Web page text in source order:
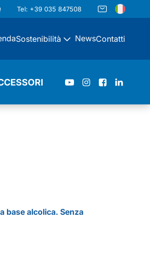
Tel: +39 035 847508
Sostenibilità NewsContatti
base alcolica. Senza